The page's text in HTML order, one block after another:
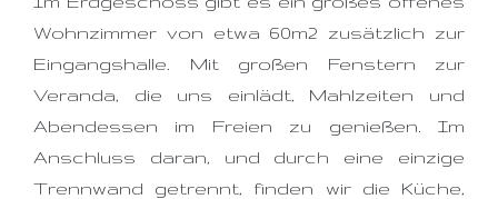
Wohnzimmer von etwa 60m2 zusätzlich zur
Eingangshalle. Mit großen Fenstern zur
Veranda, die uns einlädt, Mahlzeiten und
Abendessen im Freien zu genießen. Im
Anschluss daran, und durch eine einzige
Trennwand getrennt, finden wir die Küche,